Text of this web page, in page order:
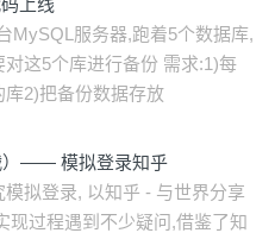
上线
MySQL服务器,跑着5个数据库,
这5个库进行备份 需求:1)每
2)把备份数据存放
）—— 模拟登录知乎
拟登录, 以知乎 - 与世界分享
现过程遇到不少疑问,借鉴了知